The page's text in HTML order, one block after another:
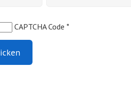
CAPTCHA Code *